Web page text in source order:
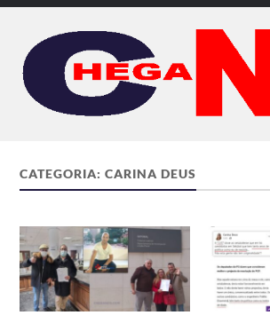
CATEGORIA:CARINA DEUS